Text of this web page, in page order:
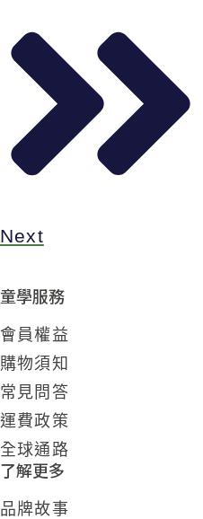
Next
童學服務
會員權益
購物須知
常見問答
運費政策
全球通路
了解更多
品牌故事